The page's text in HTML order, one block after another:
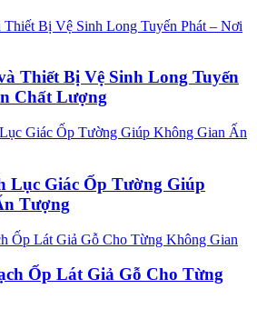
Thiết Bị Vệ Sinh Long Tuyến
Chất Lượng
Lục Giác Ốp Tường Giúp
Tượng
Ốp Lát Giả Gỗ Cho Từng